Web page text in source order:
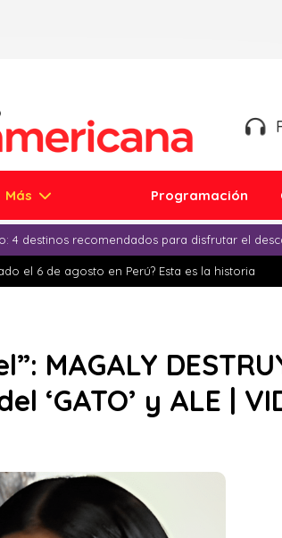
Más Programación
4 destinos recomendados para disfrutar el
el 6 de agosto en Perú? Esta es la historia
MAGALY
‘GATO’ y ALE |